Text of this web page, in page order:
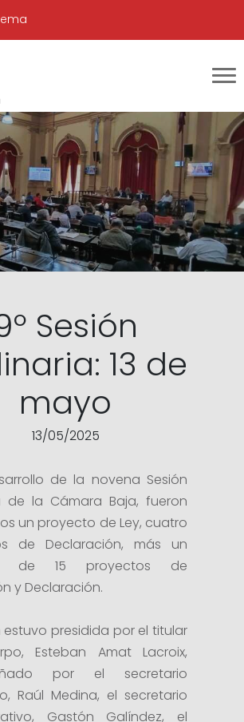
Sesión
13 de
mayo
13/05/2025
de la novena Sesión
de la Cámara Baja, fueron
un proyecto de Ley, cuatro
de Declaración, más un
de 15 proyectos de
y Declaración.
estuvo presidida por el titular
Esteban Amat Lacroix,
por el secretario
Raúl Medina, el secretario
Gastón Galíndez, el